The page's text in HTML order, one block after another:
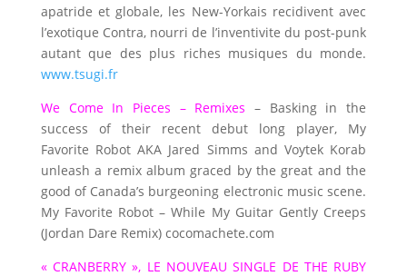
apatride et globale, les New-Yorkais recidivent avec
l’exotique Contra, nourri de l’inventivite du post-punk
autant que des plus riches musiques du monde.
www.tsugi.fr
We Come In Pieces – Remixes – Basking in the
success of their recent debut long player, My
Favorite Robot AKA Jared Simms and Voytek Korab
unleash a remix album graced by the great and the
good of Canada’s burgeoning electronic music scene.
My Favorite Robot – While My Guitar Gently Creeps
(Jordan Dare Remix) cocomachete.com
« CRANBERRY », LE NOUVEAU SINGLE DE THE RUBY